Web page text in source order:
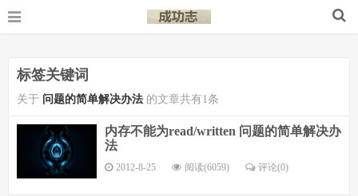
标签关键词
关于 问题的简单解决办法 的文章共有1条
内存不能为read/written 问题的简单解决办
法
2012-8-25 阅读(6059) 评论(0)